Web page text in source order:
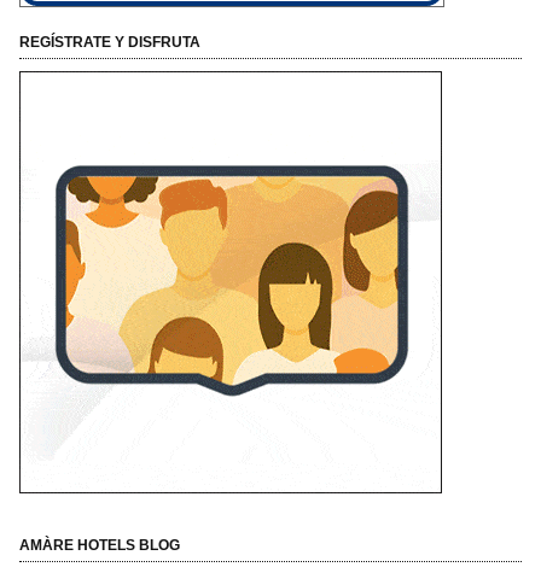
REGÍSTRATE Y DISFRUTA
AMÀRE HOTELS BLOG